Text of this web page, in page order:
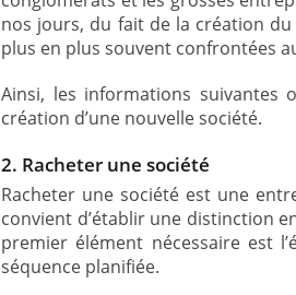
nos jours, du fait de la création
plus en plus souvent confrontées
Ainsi, les informations suivantes
création d’une nouvelle société.
2. Racheter une société
Racheter une société est une
convient d’établir une distinction
premier élément nécessaire est
séquence planifiée.